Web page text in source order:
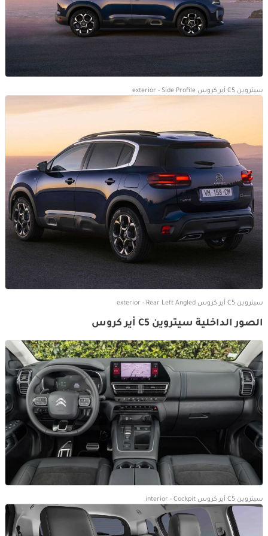
سيتروين C5 أير كروس exterior - Side Profile
سيتروين C5 أير كروس exterior - Rear Left Angled
الصور الداخلية سيتروين C5 أير كروس
سيتروين C5 أير كروس interior - Cockpit